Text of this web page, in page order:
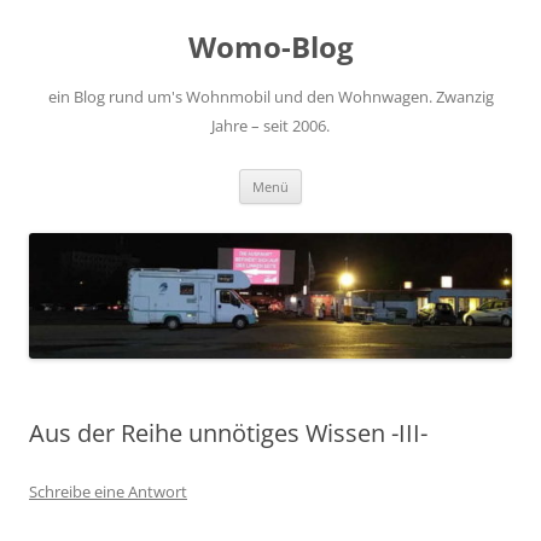
Womo-Blog
ein Blog rund um's Wohnmobil und den Wohnwagen. Zwanzig
Jahre – seit 2006.
Menü
Aus der Reihe unnötiges Wissen -III-
Schreibe eine Antwort